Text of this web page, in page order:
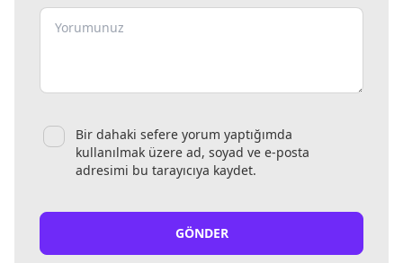
Bir dahaki sefere yorum yaptığımda
kullanılmak üzere ad, soyad ve e-posta
adresimi bu tarayıcıya kaydet.
GÖNDER